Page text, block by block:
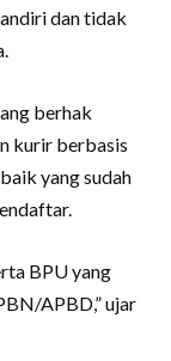
dan tidak
berhak
kurir berbasis
yang sudah
BPU yang
APBD,” ujar